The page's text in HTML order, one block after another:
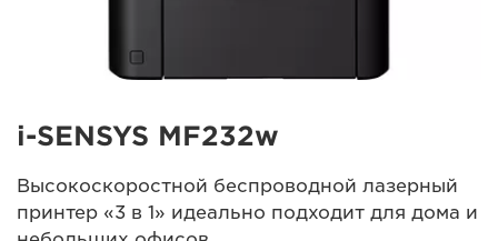
i-SENSYS MF232w
Высокоскоростной беспроводной лазерный
принтер «3 в 1» идеально подходит для дома и